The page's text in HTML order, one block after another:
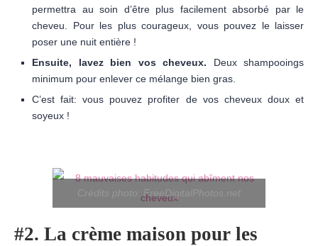
permettra au soin d’être plus facilement absorbé par le
cheveu. Pour les plus courageux, vous pouvez le laisser
poser une nuit entière !
Ensuite, lavez bien vos cheveux. Deux shampooings
minimum pour enlever ce mélange bien gras.
C’est fait: vous pouvez profiter de vos cheveux doux et
soyeux !
Crédits photo: FreeDigitalPhotos.net
#2. La crème maison pour les